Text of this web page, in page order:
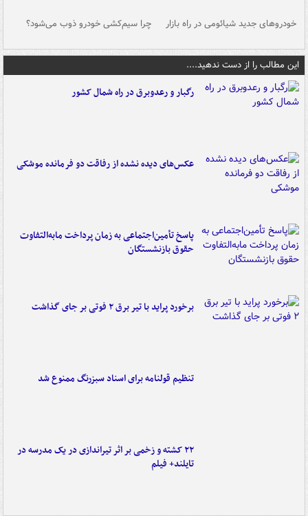
خودروهای جدید شیائومی در راه بازار چرا سیم‌کشی خودرو ذوب می‌شود؟
این مطالب را از دست ندهید....
رگبار و رعدوبرق در راه شمال کشور
عکس‌های دیده نشده از رفاقت دو فرمانده‌ موشکی
پاسخ تأمین‌اجتماعی به زمان پرداخت مابه‌التفاوت
حقوق بازنشستگان
برخورد پراید با تیر برق ۲ فوتی بر جای گذاشت
تنظیم قولنامه برای اسناد سبزرنگ ممنوع شد
۲۲ کشته و زخمی بر اثر تیراندازی در یک مدرسه در
تایلند+ فیلم